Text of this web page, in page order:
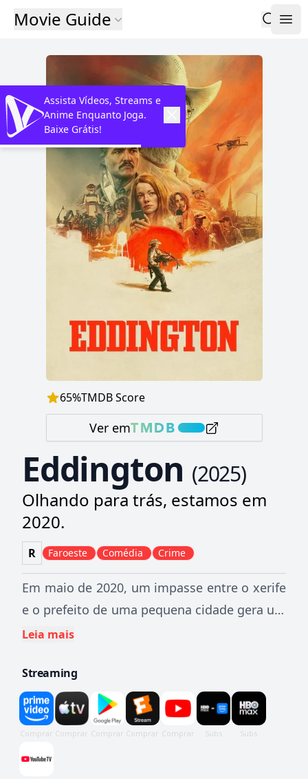
Movie Guide
65%TMDB Score
Ver em
Eddington (2025)
Olhando para trás, estamos em
2020.
R Faroeste Comédia Crime
Em maio de 2020, um impasse entre o xerife
e o prefeito de uma pequena cidade gera um
conflito entre vizinhos em Eddington, Novo
Leia mais
Streaming
Assista Vídeos, Streams e
Anime Enquanto Joga.
Baixe Grátis!